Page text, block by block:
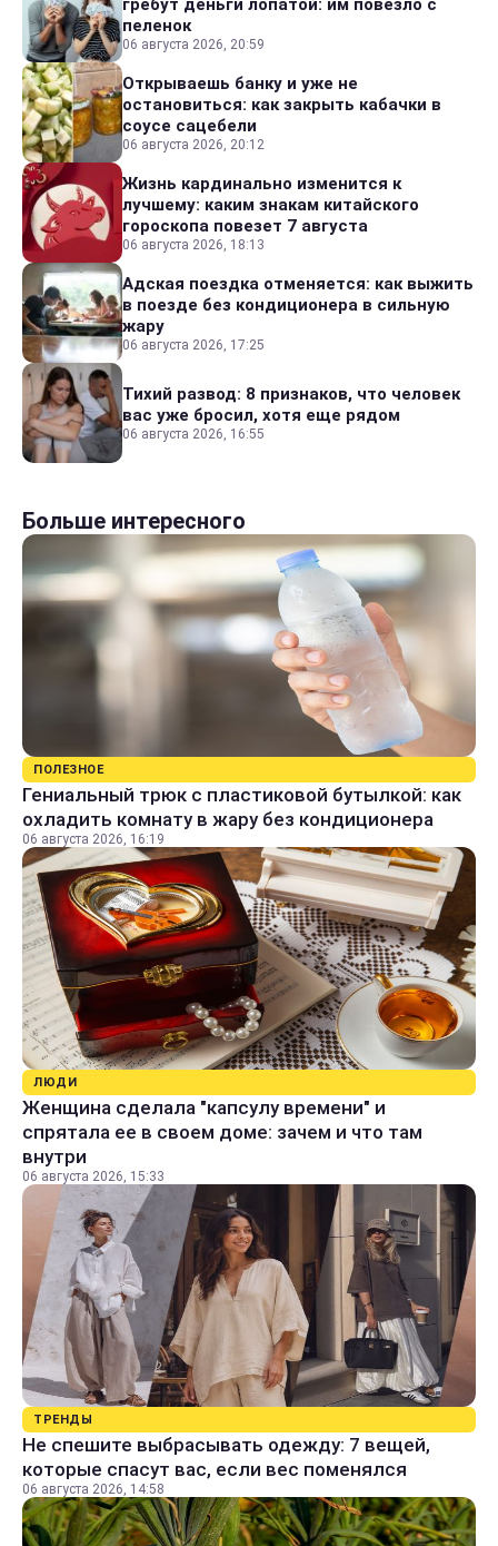
гребут деньги лопатой: им повезло с
пеленок
06 августа 2026, 20:59
Открываешь банку и уже не
остановиться: как закрыть кабачки в
соусе сацебели
06 августа 2026, 20:12
Жизнь кардинально изменится к
лучшему: каким знакам китайского
гороскопа повезет 7 августа
06 августа 2026, 18:13
Адская поездка отменяется: как выжить
в поезде без кондиционера в сильную
жару
06 августа 2026, 17:25
Тихий развод: 8 признаков, что человек
вас уже бросил, хотя еще рядом
06 августа 2026, 16:55
Больше интересного
ПОЛЕЗНОЕ
Гениальный трюк с пластиковой бутылкой: как
охладить комнату в жару без кондиционера
06 августа 2026, 16:19
ЛЮДИ
Женщина сделала "капсулу времени" и
спрятала ее в своем доме: зачем и что там
внутри
06 августа 2026, 15:33
ТРЕНДЫ
Не спешите выбрасывать одежду: 7 вещей,
которые спасут вас, если вес поменялся
06 августа 2026, 14:58